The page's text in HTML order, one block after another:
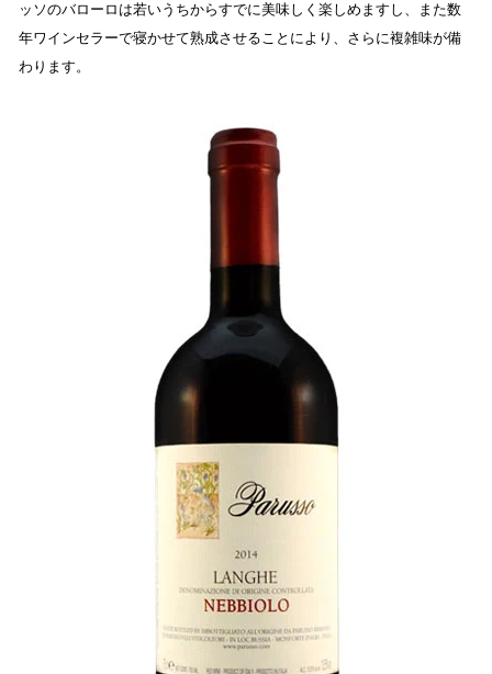
ッソのバローロは若いうちからすでに美味しく楽しめますし、また数
年ワインセラーで寝かせて熟成させることにより、さらに複雑味が備
わります。